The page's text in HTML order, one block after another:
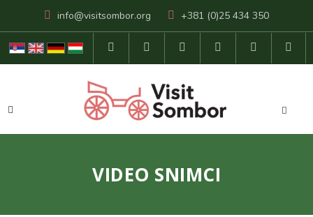
info@visitsombor.org +381 (0)25 434 350
VIDEO SNIMCI